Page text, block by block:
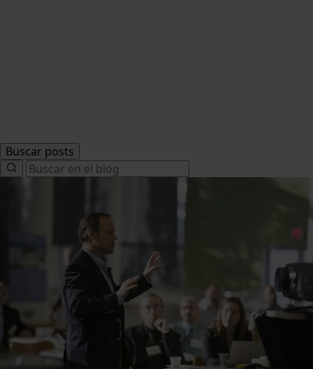
Buscar posts
Search
for: